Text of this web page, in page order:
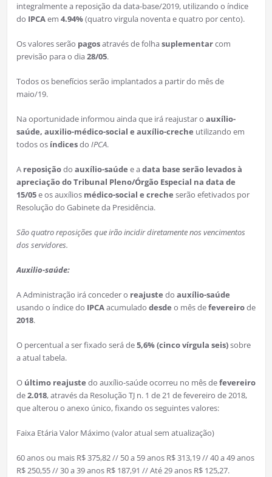
integralmente a reposição da data-base/2019, utilizando o índice
do IPCAem 4.94%(quatro virgula noventa e quatro por cento).
Os valores serão pagosatravés de folhasuplementarcom
previsão para o dia28/05.
Todos os benefícios serão implantados a partir do mês de
maio/19.
Na oportunidade informou ainda que irá reajustar o auxílio-
saúde, auxilio-médico-social e auxílio-creche utilizando em
todos os índicesdo IPCA.
A reposiçãodo auxílio-saúde e adata base serão levados à
apreciação do Tribunal Pleno/Órgão Especial na data de
15/05e os auxílios médico-social e creche serão efetivados por
Resolução do Gabinete da Presidência.
São quatro reposições que irão incidir diretamente nos vencimentos
dos servidores.
Auxilio-saúde:
A Administração irá conceder o reajuste do auxílio-saúde
usando o índice do IPCAacumulado desde o mês defevereirode
2018.
O percentual a ser fixado será de5,6% (cinco vírgula seis)sobre
a atual tabela.
O último reajuste do auxílio-saúde ocorreu no mês defevereiro
de2.018, através da Resolução TJ n. 1 de 21 de fevereiro de 2018,
que alterou o anexo único, fixando os seguintes valores:
Faixa Etária Valor Máximo (valor atual sem atualização)
60 anos ou mais R$ 375,82 // 50 a 59 anos R$ 313,19 // 40 a 49 anos
R$ 250,55 // 30 a 39 anos R$ 187,91 // Até 29 anos R$ 125,27.